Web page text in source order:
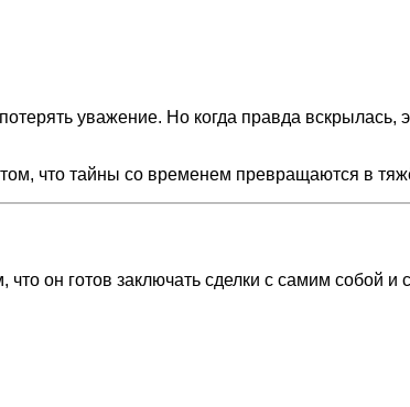
уважение. Но когда правда
что тайны со временем превращаются в
что он готов заключать сделки с самим собой